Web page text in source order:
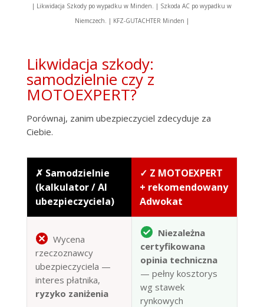
| Likwidacja Szkody po wypadku w Minden. | Szkoda AC po wypadku w
Niemczech. | KFZ-GUTACHTER Minden |
Likwidacja szkody:
samodzielnie czy z
MOTOEXPERT?
Porównaj, zanim ubezpieczyciel zdecyduje za
Ciebie.
✗ Samodzielnie
(kalkulator / AI
ubezpieczyciela)
✓ Z MOTOEXPERT
+ rekomendowany
Adwokat
Wycena
rzeczoznawcy
ubezpieczyciela —
interes płatnika,
ryzyko zaniżenia
Niezależna
certyfikowana
opinia techniczna
— pełny kosztorys
wg stawek
rynkowych